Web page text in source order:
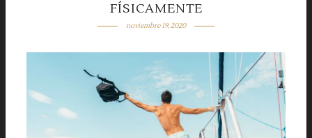
FÍSICAMENTE
noviembre 19, 2020